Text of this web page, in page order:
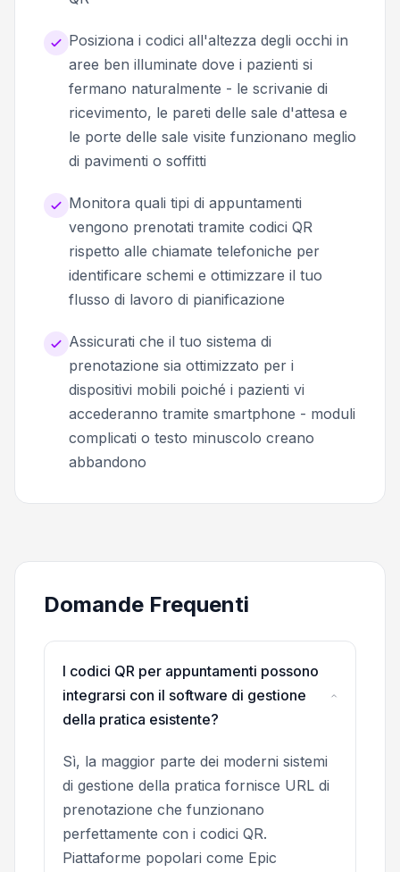
Posiziona i codici all'altezza degli occhi in
aree ben illuminate dove i pazienti si
fermano naturalmente - le scrivanie di
ricevimento, le pareti delle sale d'attesa e
le porte delle sale visite funzionano meglio
di pavimenti o soffitti
Monitora quali tipi di appuntamenti
vengono prenotati tramite codici QR
rispetto alle chiamate telefoniche per
identificare schemi e ottimizzare il tuo
flusso di lavoro di pianificazione
Assicurati che il tuo sistema di
prenotazione sia ottimizzato per i
dispositivi mobili poiché i pazienti vi
accederanno tramite smartphone - moduli
complicati o testo minuscolo creano
abbandono
Domande Frequenti
I codici QR per appuntamenti possono
integrarsi con il software di gestione
della pratica esistente?
Sì, la maggior parte dei moderni sistemi
di gestione della pratica fornisce URL di
prenotazione che funzionano
perfettamente con i codici QR.
Piattaforme popolari come Epic